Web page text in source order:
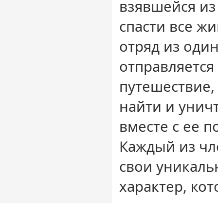
взявшейся
спасти все
отряд из
найти и
вместе с ее
Каждый из
свои
характер,